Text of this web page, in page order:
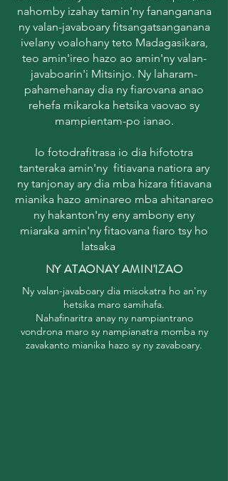
nahomby izahay tamin'ny fananganana
ny valan-javaboary fitsangatsanganana
ivelany voalohany teto Madagasikara,
teo amin'ireo hazo ao amin'ny valan-
javaboarin'i Mitsinjo. Ny laharam-
pahamehanay dia ny fiarovana anao
rehefa mikaroka hetsika vaovao sy
mampientam-po ianao.
Io fotodrafitrasa io dia hifototra
tanteraka amin'ny fitiavana natiora ary
ny tanjonay ary dia mba hizara fitiavana
mianika hazo aminareo mba ahitanareo
ny hakanton'ny eny ambony eny
miaraka amin'ny fitaovana fiaro tsy ho
latsaka
NY ATAONAY AMIN'IZAO
Ny valan-javaboary dia misokatra ho an'ny
hetsika maro samihafa.
Nahafinaritra anay ny nampiantrano
vondrona maro sy nampianatra momba ny
zavakanto mianika hazo sy ny zavaboary.